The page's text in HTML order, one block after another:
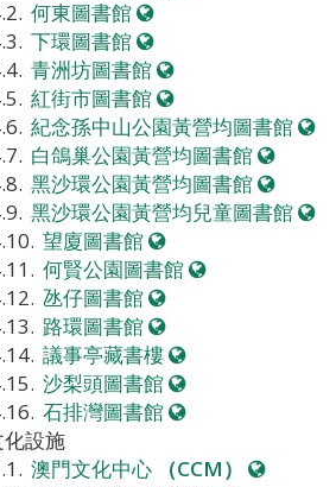
何東圖書館
網
站
下環圖書館
網
站
青洲坊圖書館
網
站
紅街市圖書館
網
站
紀念孫中山公園黃營均圖書館
網
白鴿巢公園黃營均圖書館
網
站
黑沙環公園黃營均圖書館
網
站
黑沙環公園黃營均兒童圖書館
網
望廈圖書館
網
站
何賢公園圖書館
網
氹仔圖書館
網
站
路環圖書館
網
站
議事亭藏書樓
網
站
沙梨頭圖書館
網
站
石排灣圖書館
網
設施
澳門文化中心
（CCM）
網